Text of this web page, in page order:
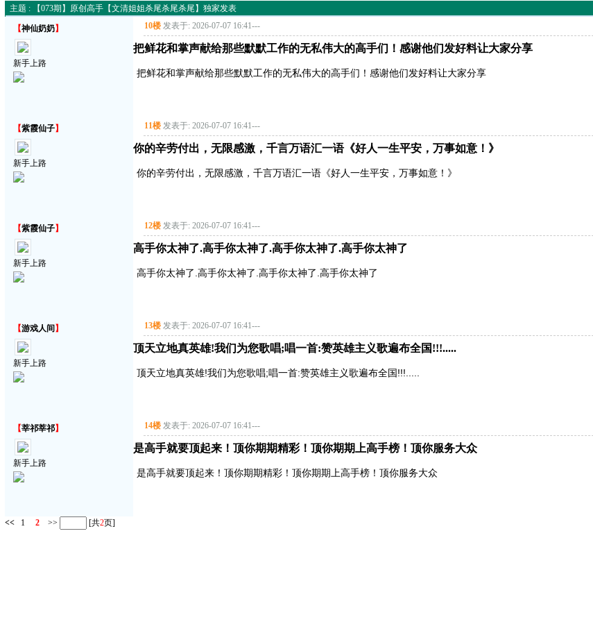
主题 : 【073期】原创高手【文清姐姐杀尾杀尾杀尾】独家发表
【神仙奶奶】
新手上路
10楼 发表于: 2026-07-07 16:41---
把鲜花和掌声献给那些默默工作的无私伟大的高手们！感谢他们发好料让大家分享
把鲜花和掌声献给那些默默工作的无私伟大的高手们！感谢他们发好料让大家分享
【紫霞仙子】
新手上路
11楼 发表于: 2026-07-07 16:41---
你的辛劳付出，无限感激，千言万语汇一语《好人一生平安，万事如意！》
你的辛劳付出，无限感激，千言万语汇一语《好人一生平安，万事如意！》
【紫霞仙子】
新手上路
12楼 发表于: 2026-07-07 16:41---
高手你太神了.高手你太神了.高手你太神了.高手你太神了
高手你太神了.高手你太神了.高手你太神了.高手你太神了
【游戏人间 】
新手上路
13楼 发表于: 2026-07-07 16:41---
顶天立地真英雄!我们为您歌唱;唱一首:赞英雄主义歌遍布全国!!!.....
顶天立地真英雄!我们为您歌唱;唱一首:赞英雄主义歌遍布全国!!!.....
【莘祁莘祁】
新手上路
14楼 发表于: 2026-07-07 16:41---
是高手就要顶起来！顶你期期精彩！顶你期期上高手榜！顶你服务大众
是高手就要顶起来！顶你期期精彩！顶你期期上高手榜！顶你服务大众
<< 1 2 >> [共2页]